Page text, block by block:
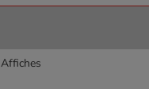
Affiches